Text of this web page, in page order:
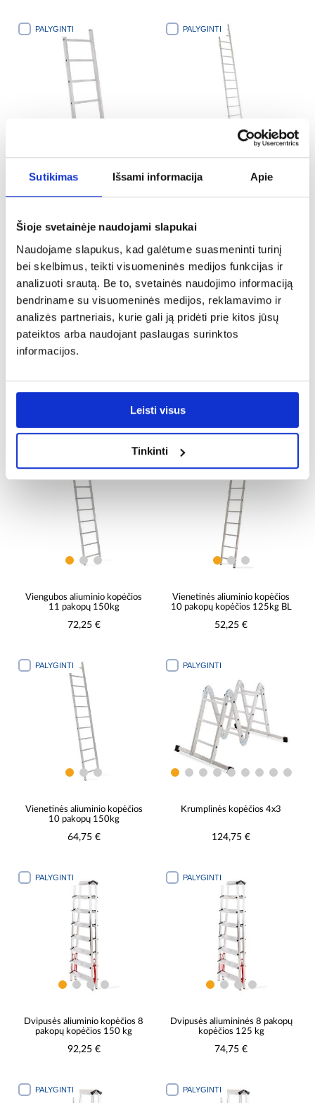
Sutikimas Išsami informacija Apie
Šioje svetainėje naudojami slapukai
Naudojame slapukus, kad galėtume suasmeninti turinį
bei skelbimus, teikti visuomeninės medijos funkcijas ir
analizuoti srautą. Be to, svetainės naudojimo informaciją
bendriname su visuomeninės medijos, reklamavimo ir
analizės partneriais, kurie gali ją pridėti prie kitos jūsų
pateiktos arba naudojant paslaugas surinktos
informacijos.
Leisti visus
Tinkinti
PALYGINTI
Aliuminio vientisos kopėčios 5
pakopų 150kg
PALYGINTI
Vienetinės aliuminio kopėčios
14 pakopų 150kg
12 pakopų 150kg
11 pakopų kopėčios 125kg BL
Viengubos aliuminio kopėčios
11 pakopų 150kg
72,25 €
PALYGINTI
Vienetinės aliuminio kopėčios
10 pakopų kopėčios 125kg BL
52,25 €
PALYGINTI
Vienetinės aliuminio kopėčios
10 pakopų 150kg
64,75 €
PALYGINTI
Krumplinės kopėčios 4x3
124,75 €
PALYGINTI
Dvipusės aliuminio kopėčios 8
pakopų kopėčios 150 kg
92,25 €
PALYGINTI
Dvipusės aliumininės 8 pakopų
kopėčios 125 kg
74,75 €
PALYGINTI PALYGINTI